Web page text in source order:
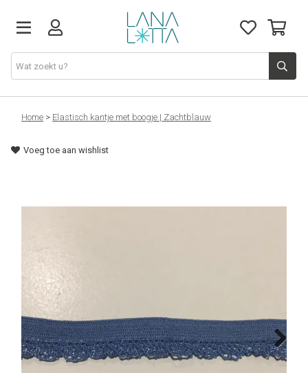
Stoffen
Fournituren
Naaimachines
Workshops
Tips & tricks
Home > Elastisch kantje met boogje | Zachtblauw
Voeg toe aan wishlist
Next